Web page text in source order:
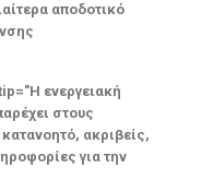
αποδοτικό
ενεργειακή
στους
ακριβείς,
για την